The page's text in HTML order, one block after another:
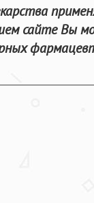
сайте Вы